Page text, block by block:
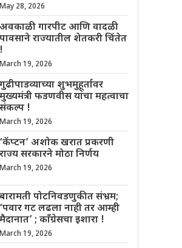
May 28, 2026
गारपीट आणि वादळी
राज्यातील शेतकरी चिंतेत
March 19, 2026
शुभमुहूर्तावर
मुख्यमंत्री फडणवीस यांचा महत्वाचा
!
March 19, 2026
अशोक खरात प्रकरणी
सरकारने मोठा निर्णय
19, 2026
पोटनिवडणुकीत संभ्रम;
गट लढला नाही तर आम्ही
; काँग्रेसचा इशारा !
March 19, 2026